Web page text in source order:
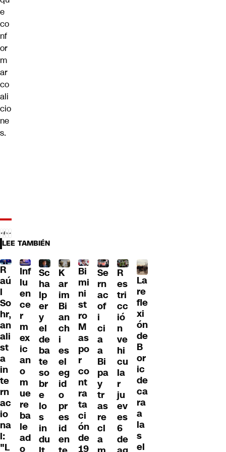
e
co
nf
or
m
ar
co
ali
cio
ne
s.
LEE TAMBIÉN
R
aú
l
So
hr,
an
ali
st
a
in
te
rn
ac
io
na
l:
"L
Inf
lu
en
ce
r
m
ex
ic
an
o
m
ue
re
ba
le
ad
o
Sc
ha
lp
er
y
el
de
ba
te
so
br
e
lo
s
in
du
K
ar
im
Bi
an
ch
i
es
el
eg
id
o
pr
es
id
en
Bi
mi
ni
st
ro
M
as
po
r
co
nt
ra
ta
ci
ón
de
19
Se
rn
ac
of
i
ci
a
a
Bi
pa
y
tr
as
re
cl
a
R
es
tri
cc
ió
n
ve
hi
cu
la
r
ju
ev
es
6
de
La
re
fle
xi
ón
de
B
or
ic
de
ca
ra
a
la
s
el